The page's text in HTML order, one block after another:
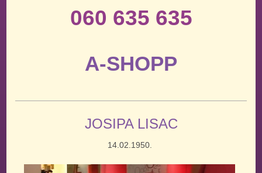
060 635 635
A-SHOPP
JOSIPA LISAC
14.02.1950.